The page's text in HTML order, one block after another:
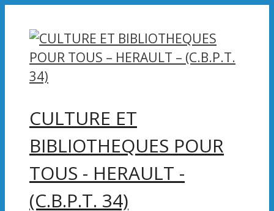
contenu
CULTURE ET
BIBLIOTHEQUES POUR
TOUS - HERAULT -
(C.B.P.T. 34)